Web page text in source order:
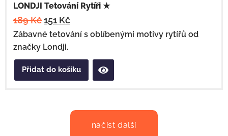
LONDJI Tetování Rytíři ★
189Kč151 Kč
Zábavné tetování s oblíbenými motivy rytířů od
značky Londji.
Přidat do košíku
načíst další